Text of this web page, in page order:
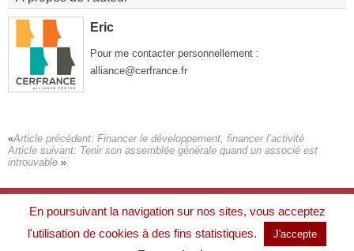
Eric
Pour me contacter personnellement :
alliance@cerfrance.fr
Article précédent: Financer le développement, financer l’activité
Article suivant: Tenir son assemblée générale quand un associé est
introuvable
Mentions légales
Contactez-nous
En poursuivant la navigation sur nos sites, vous acceptez
l'utilisation de cookies à des fins statistiques.
J'accepte